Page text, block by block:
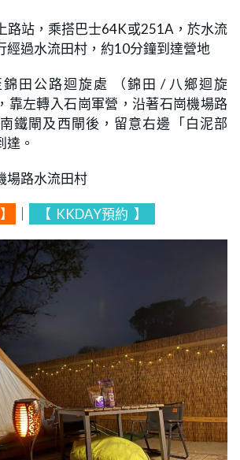
路站，乘搭巴士64K或251A，於水流
經過水流田村，約10分鐘到達營地
田公路迴旋處 （錦田 / 八鄉迴旋
靠左轉入石崗軍營，沿著石崗機場路
鐵閘及西閘後，留意右邊「白泥部
達。
場路水流田村
】 【 KKDAY預約 】